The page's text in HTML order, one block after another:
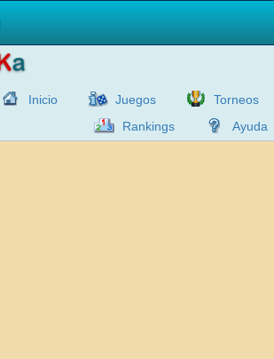
Inicio Juegos
Torneos
Rankings
Ayuda